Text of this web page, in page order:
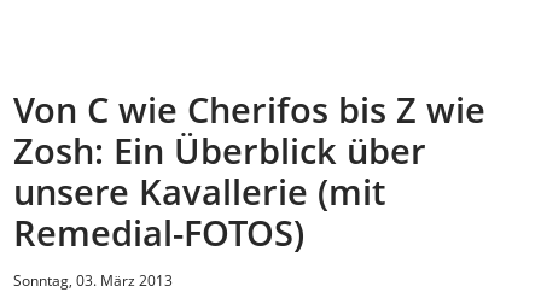
Von C wie Cherifos bis Z wie
Zosh: Ein Überblick über
unsere Kavallerie (mit
Remedial-FOTOS)
Sonntag, 03. März 2013